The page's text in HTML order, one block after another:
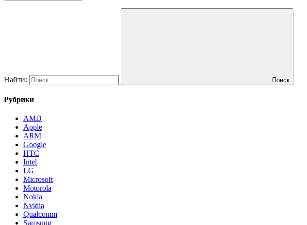
Найти: Поиск
Рубрики
AMD
Apple
ARM
Google
HTC
Intel
LG
Microsoft
Motorola
Nokia
Nvidia
Qualcomm
Samsung